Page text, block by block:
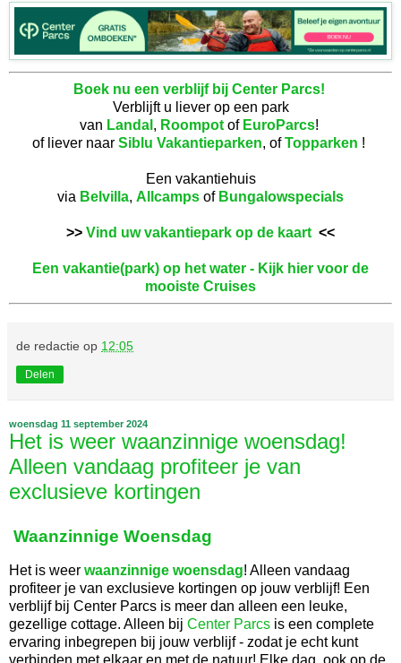
Boek nu een verblijf bij Center Parcs!
Verblijft u liever op een park
van Landal , Roompotof EuroParcs!
of liever naar Siblu Vakantieparken, ofTopparken !
Een vakantiehuis
via Belvilla, Allcamps of Bungalowspecials
>> Vind uw vakantiepark op de kaart <<
Een vakantie(park) op het water - Kijk hier voor de
mooiste Cruises
de redactie op 12:05
Delen
woensdag 11 september 2024
Het is weer waanzinnige woensdag!
Alleen vandaag profiteer je van
exclusieve kortingen
Waanzinnige Woensdag
Het is weer waanzinnige woensdag! Alleen vandaag
profiteer je van exclusieve kortingen op jouw verblijf! Een
verblijf bij Center Parcs is meer dan alleen een leuke,
gezellige cottage. Alleen bij Center Parcs is een complete
ervaring inbegrepen bij jouw verblijf - zodat je echt kunt
verbinden met elkaar en met de natuur! Elke dag, ook op de